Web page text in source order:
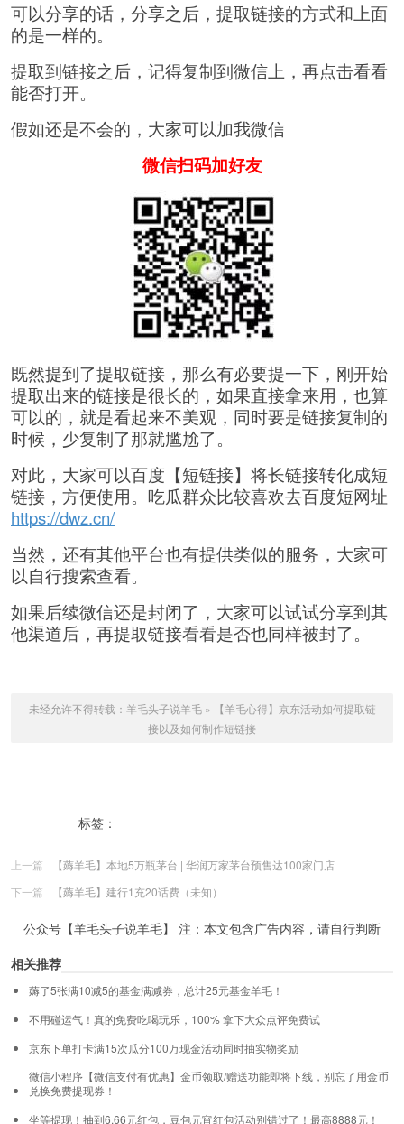
可以分享的话，分享之后，提取链接的方式和上面
的是一样的。
提取到链接之后，记得复制到微信上，再点击看看
能否打开。
假如还是不会的，大家可以加我微信
微信扫码加好友
既然提到了提取链接，那么有必要提一下，刚开始
提取出来的链接是很长的，如果直接拿来用，也算
可以的，就是看起来不美观，同时要是链接复制的
时候，少复制了那就尴尬了。
对此，大家可以百度【短链接】将长链接转化成短
链接，方便使用。吃瓜群众比较喜欢去百度短网址
https://dwz.cn/
当然，还有其他平台也有提供类似的服务，大家可
以自行搜索查看。
如果后续微信还是封闭了，大家可以试试分享到其
他渠道后，再提取链接看看是否也同样被封了。
未经允许不得转载： 羊毛头子说羊毛»
【羊毛心得】京东活动如何提取链
接以及如何制作短链接
标签：
上一篇
【薅羊毛】本地5万瓶茅台 | 华润万家茅台预售达100家门店
下一篇
【薅羊毛】建行1充20话费（未知）
公众号【羊毛头子说羊毛】 注：本文包含广告内容，请自行判断
相关推荐
薅了5张满10减5的基金满减券，总计25元基金羊毛！
不用碰运气！真的免费吃喝玩乐，100% 拿下大众点评免费试
京东下单打卡满15次瓜分100万现金活动同时抽实物奖励
微信小程序【微信支付有优惠】金币领取/赠送功能即将下线，别忘了用金币
兑换免费提现券！
坐等提现！抽到6.66元红包，豆包元宵红包活动别错过了！最高8888元！